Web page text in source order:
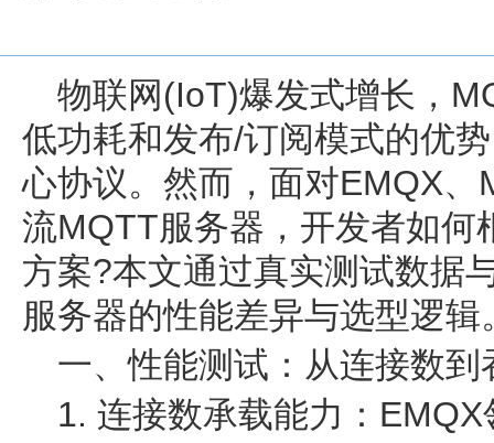
物联网(IoT)爆发式增长，
低功耗和发布/订阅模式的优
心协议。然而，面对EMQX
流MQTT服务器，开发者如何
方案?本文通过真实测试数据
服务器的性能差异与选型逻辑
一、性能测试：从连接数
1. 连接数承载能力：